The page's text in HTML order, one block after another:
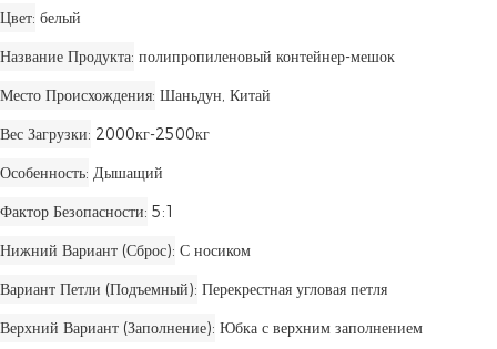
Цвет белый
Название Продукта полипропиленовый контейнер-мешок
Место Происхождения Шаньдун, Китай
Вес Загрузки 2000кг-2500кг
Особенность Дышащий
Фактор Безопасности 5:1
Нижний Вариант (сброс) С носиком
Вариант Петли (подъемный) Перекрестная угловая петля
Верхний Вариант (заполнение) Юбка с верхним заполнением